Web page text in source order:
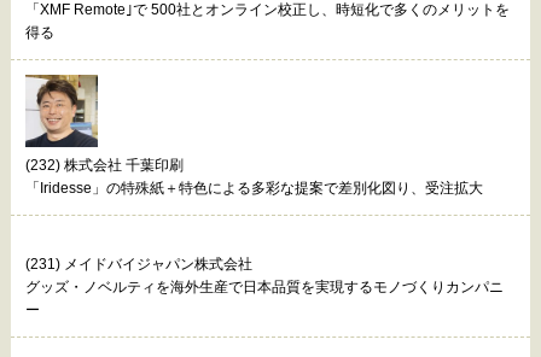
「XMF Remote｣で 500社とオンライン校正し、時短化で多くのメリットを
得る
(232) 株式会社 千葉印刷
「Iridesse」の特殊紙＋特色による多彩な提案で差別化図り、受注拡大
(231) メイドバイジャパン株式会社
グッズ・ノベルティを海外生産で日本品質を実現するモノづくりカンパニ
ー